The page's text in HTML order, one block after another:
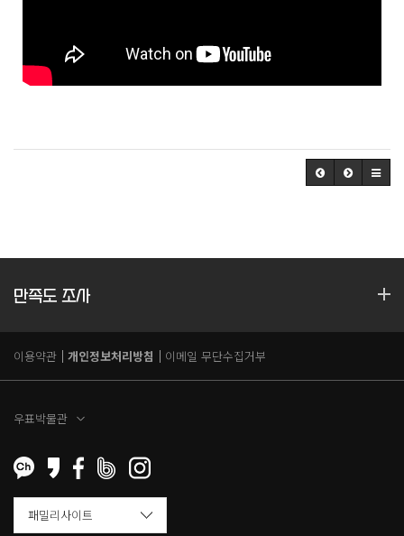
만족도 조사
이용약관 개인정보처리방침 이메일 무단수집거부
우표박물관